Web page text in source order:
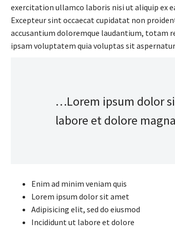
exercitation ullamco laboris nisi ut aliquip ex
Excepteur sint occaecat cupidatat non
accusantium doloremque laudantium, totam
ipsam voluptatem quia voluptas sit
…Lorem ipsum dolor
labore et dolore
Enim ad minim veniam quis
Lorem ipsum dolor sit amet
Adipisicing elit, sed do eiusmod
Incididunt ut labore et dolore